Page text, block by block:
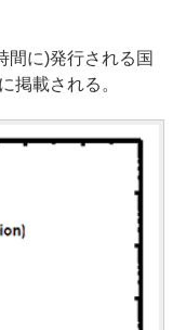
に)発行される国
掲載される。